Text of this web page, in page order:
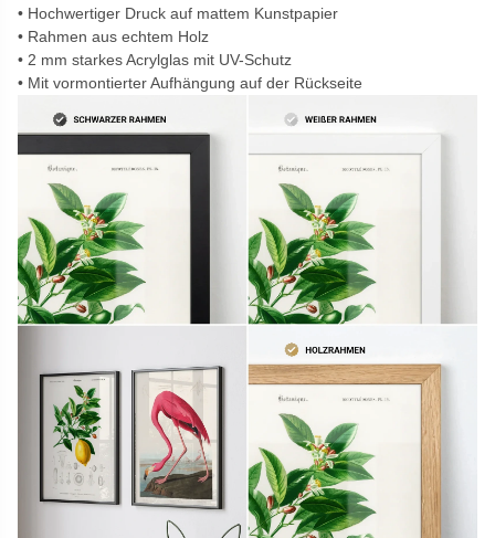
Hochwertiger Druck auf mattem Kunstpapier
Rahmen aus echtem Holz
2 mm starkes Acrylglas mit UV-Schutz
Mit vormontierter Aufhängung auf der Rückseite